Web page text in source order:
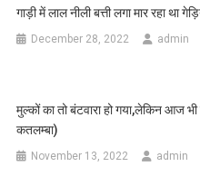
गाड़ी में लाल नीली बत्ती लगा मार रहा था
December 28, 2022 admin
मुल्कों का तो बंटवारा हो गया,लेकिन आज
कतलम्बा)
November 13, 2022 admin